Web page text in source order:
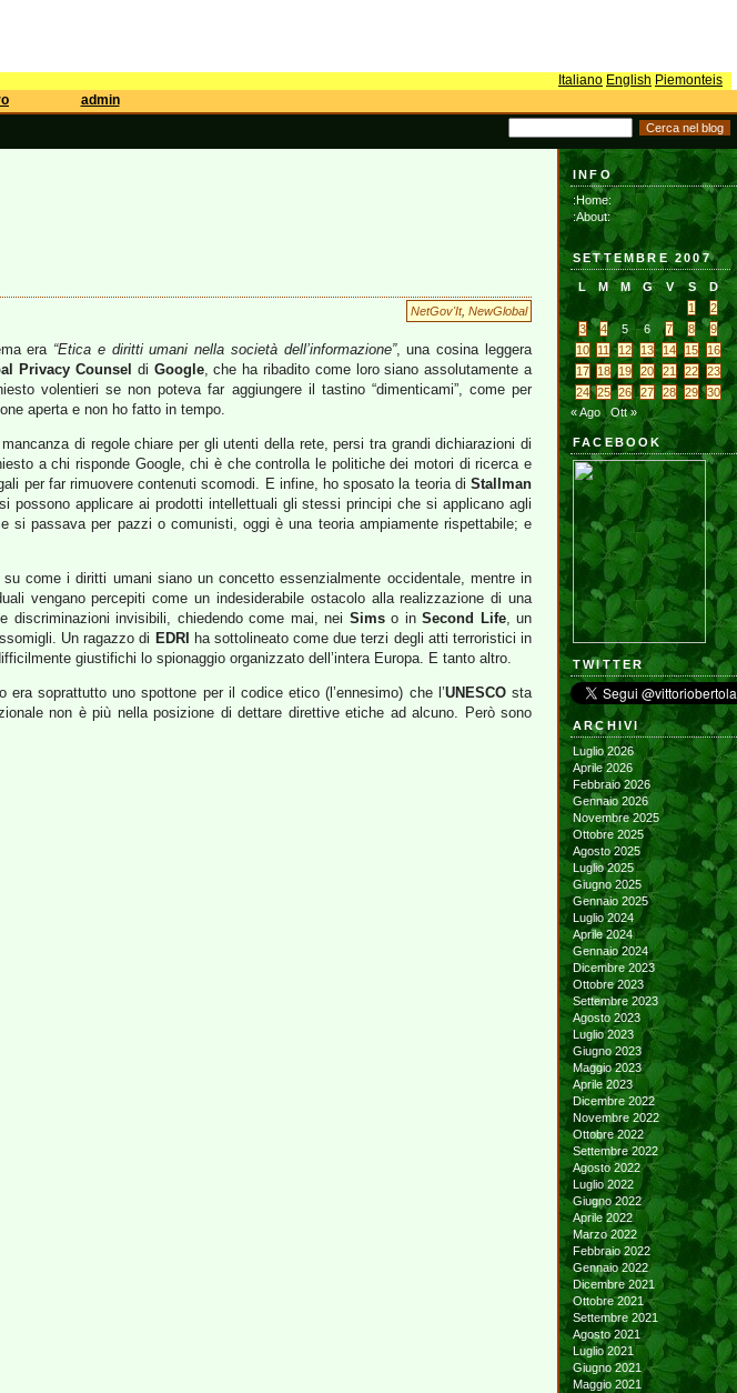
Italiano English Piemonteis
admin
NetGov'It, NewGlobal
era “Etica e diritti umani nella società dell’informazione”, una cosina leggera
Privacy Counsel di Google, che ha ribadito come loro siano assolutamente a
volentieri se non poteva far aggiungere il tastino “dimenticami”, come per
aperta e non ho fatto in tempo.
di regole chiare per gli utenti della rete, persi tra grandi dichiarazioni di
a chi risponde Google, chi è che controlla le politiche dei motori di ricerca e
per far rimuovere contenuti scomodi. E infine, ho sposato la teoria di Stallman
possono applicare ai prodotti intellettuali gli stessi principi che si applicano agli
passava per pazzi o comunisti, oggi è una teoria ampiamente rispettabile; e
come i diritti umani siano un concetto essenzialmente occidentale, mentre in
vengano percepiti come un indesiderabile ostacolo alla realizzazione di una
discriminazioni invisibili, chiedendo come mai, nei Simso inSecond Life, un
Un ragazzo di EDRI
ha sottolineato come due terzi degli atti terroristici in
giustifichi lo spionaggio organizzato dell’intera Europa. E tanto altro.
soprattutto uno spottone per il codice etico (l’ennesimo) che l’UNESCOsta
non è più nella posizione di dettare direttive etiche ad alcuno. Però sono
INFO
:Home:
:About:
SETTEMBRE 2007
L M M G V S
D
1
2
3
4 5 6 7 8
9
10
11 12 13 14 15
16
17
18 19 20 21 22
23
24
25 26 27 28 29
30
« Ago
Ott »
FACEBOOK
TWITTER
ARCHIVI
Luglio 2026
Aprile 2026
Febbraio 2026
Gennaio 2026
Novembre 2025
Ottobre 2025
Agosto 2025
Luglio 2025
Giugno 2025
Gennaio 2025
Luglio 2024
Aprile 2024
Gennaio 2024
Dicembre 2023
Ottobre 2023
Settembre 2023
Agosto 2023
Luglio 2023
Giugno 2023
Maggio 2023
Aprile 2023
Dicembre 2022
Novembre 2022
Ottobre 2022
Settembre 2022
Agosto 2022
Luglio 2022
Giugno 2022
Aprile 2022
Marzo 2022
Febbraio 2022
Gennaio 2022
Dicembre 2021
Ottobre 2021
Settembre 2021
Agosto 2021
Luglio 2021
Giugno 2021
Maggio 2021